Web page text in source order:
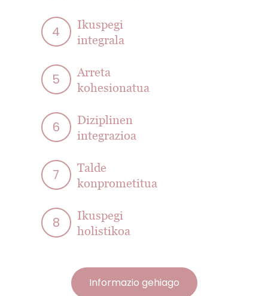
4
Ikuspegi
integrala
5
Arreta
kohesionatua
6
Diziplinen
integrazioa
7
Talde
konprometitua
8
Ikuspegi
holistikoa
Informazio gehiago